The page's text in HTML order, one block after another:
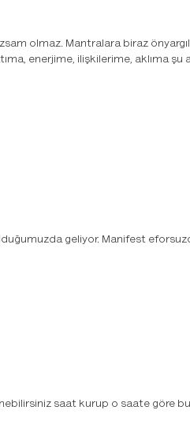
olmaz. Mantralara biraz
enerjime, ilişkilerime, aklıma
geliyor. Manifest
saat kurup o saate göre